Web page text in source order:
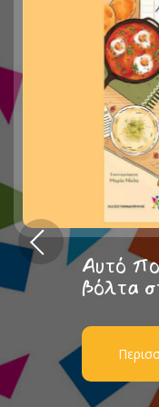
Αυτό
βόλτα